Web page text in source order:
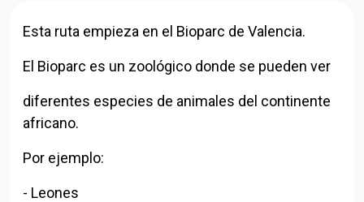
Esta ruta empieza en el Bioparc de Valencia.
El Bioparc es un zoológico donde se pueden ver
diferentes especies de animales del continente
africano.
Por ejemplo:
- Leones